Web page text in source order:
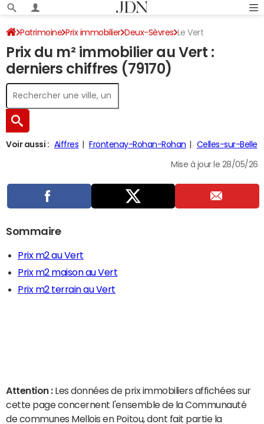
Patrimoine Prix immobilier Deux-Sèvres Le Vert
Prix du m² immobilier au Vert :
derniers chiffres (79170)
Voir aussi : Aiffres Frontenay-Rohan-Rohan Celles-sur-Belle
Mise à jour le 28/05/26
Sommaire
Prix m2 au Vert
Prix m2 maison au Vert
Prix m2 terrain au Vert
Attention : Les données de prix immobiliers affichées sur
cette page concernent l'ensemble de la Communauté
de communes Mellois en Poitou, dont fait partie la